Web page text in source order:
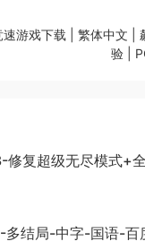
速游戏下载 | 繁体中文 |
验 |
修复超级无尽模式+
多结局-中字-国语-百